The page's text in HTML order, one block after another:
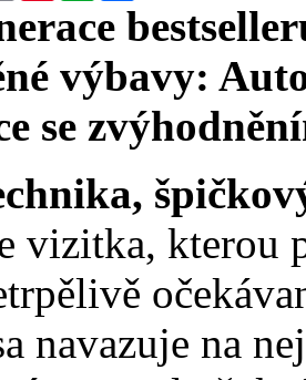
výbavy:
se
vizitka, kterou
navazuje na